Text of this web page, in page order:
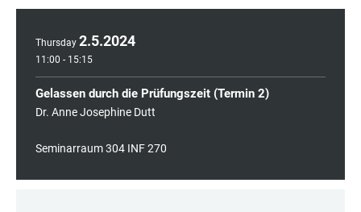
Thursday 2.5.2024
11:00 - 15:15
Gelassen durch die Prüfungszeit (Termin 2)
Dr. Anne Josephine Dutt
Seminarraum 304 INF 270